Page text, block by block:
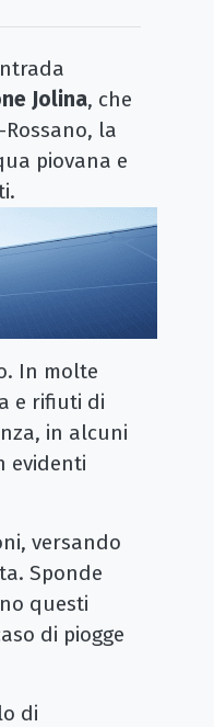
Jolina, che
la
piovana e
In molte
e rifiuti di
in alcuni
evidenti
versando
Sponde
questi
di piogge
di